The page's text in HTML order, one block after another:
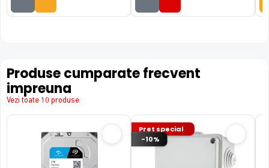
FILTRU IR MECANIC (ICR / IR Cut Fillter)
afisare a culorilor, iar pe timpul noptii acesta este retras
pentru a permite luminii in infrarosu sa treaca,
imbunatatind vizibilitatea camerei in modul alb/negru.
Produse cumparate frecvent
impreuna
Vezi toate 10 produse
Pret special
-10%